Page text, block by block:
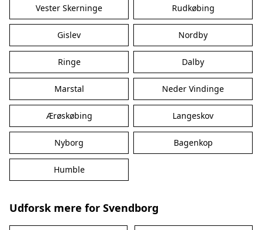
Vester Skerninge Rudkøbing
Gislev Nordby
Ringe Dalby
Marstal Neder Vindinge
Ærøskøbing Langeskov
Nyborg Bagenkop
Humble
Udforsk mere for Svendborg